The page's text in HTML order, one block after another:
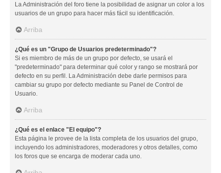
La Administración del foro tiene la posibilidad de asignar un color a los
usuarios de un grupo para hacer más fácil su identificación.
Arriba
¿Qué es un "Grupo de Usuarios predeterminado"?
Si es miembro de más de un grupo por defecto, se usará el
"predeterminado" para determinar qué color y rango se mostrará por
defecto en su perfil. La Administración debe darle permisos para
cambiar su grupo por defecto mediante su Panel de Control de
Usuario.
Arriba
¿Qué es el enlace "El equipo"?
Esta página le provee de la lista completa de los usuarios del grupo,
incluyendo los administradores, moderadores y otros detalles, como
los foros que se encarga de moderar cada uno.